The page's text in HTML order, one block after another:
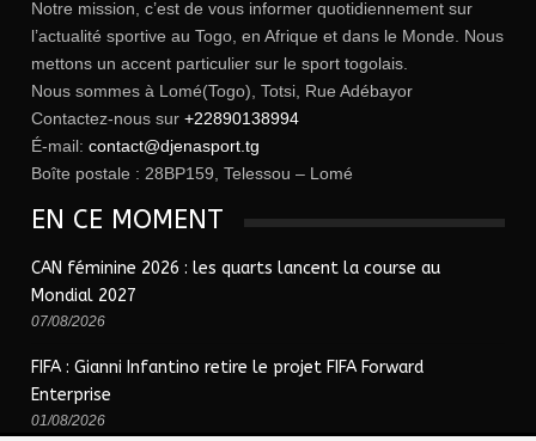
Notre mission, c’est de vous informer quotidiennement sur
l’actualité sportive au Togo, en Afrique et dans le Monde. Nous
mettons un accent particulier sur le sport togolais.
Nous sommes à Lomé(Togo), Totsi, Rue Adébayor
Contactez-nous sur +22890138994
É-mail: contact@djenasport.tg
Boîte postale : 28BP159, Telessou – Lomé
EN CE MOMENT
CAN féminine 2026 : les quarts lancent la course au
Mondial 2027
07/08/2026
FIFA : Gianni Infantino retire le projet FIFA Forward
Enterprise
01/08/2026